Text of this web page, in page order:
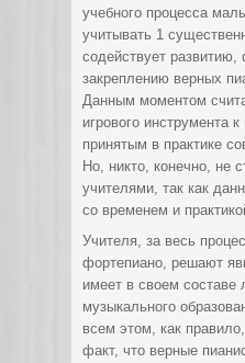
учебного процесса
учитывать 1
содействует
закреплению верных
Данным моментом
игрового инструмента
принятым в практике
Но, никто, конечно, не
учителями, так как
со временем и
Учителя, за весь
фортепиано, решают
имеет в своем
музыкального
всем этом, как
факт, что верные